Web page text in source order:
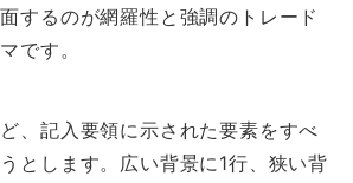
するのが網羅性と強調のトレード
です。
、記入要領に示された要素をすべ
とします。広い背景に1行、狭い背